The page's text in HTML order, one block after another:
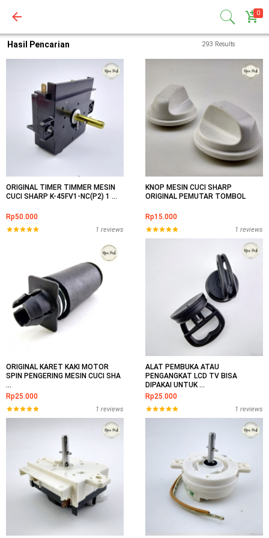
search add_shopping_cart0
Hasil Pencarian 293 Results
ORIGINAL TIMER TIMMER MESIN
CUCI SHARP K-45FV1-NC(P2) 1 ...
Rp50.000
startstartstartstartstart 1 reviews
KNOP MESIN CUCI SHARP
ORIGINAL PEMUTAR TOMBOL
Rp15.000
startstartstartstartstart 1 reviews
ORIGINAL KARET KAKI MOTOR
SPIN PENGERING MESIN CUCI SHA
...
Rp25.000
startstartstartstartstart 1 reviews
ALAT PEMBUKA ATAU
PENGANGKAT LCD TV BISA
DIPAKAI UNTUK ...
Rp25.000
startstartstartstartstart 1 reviews